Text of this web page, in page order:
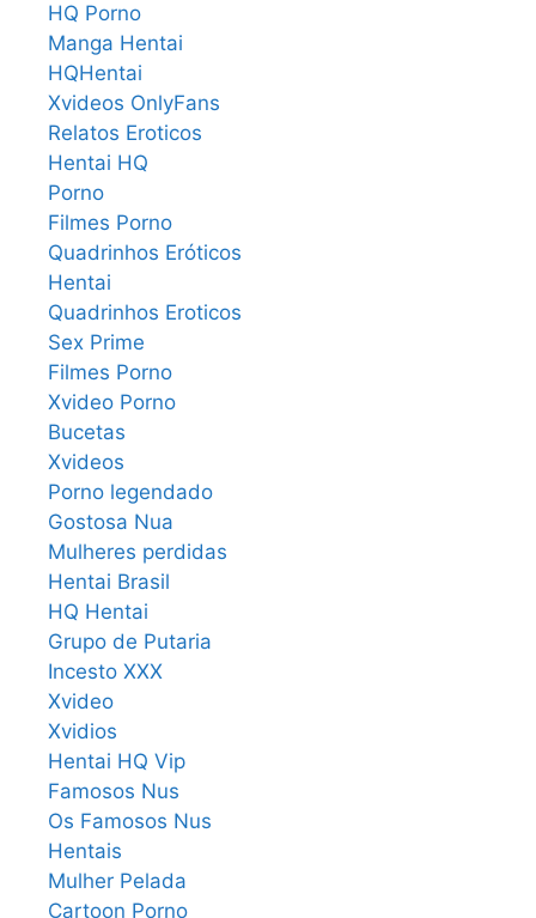
HQ Porno
Manga Hentai
HQHentai
Xvideos OnlyFans
Relatos Eroticos
Hentai HQ
Porno
Filmes Porno
Quadrinhos Eróticos
Hentai
Quadrinhos Eroticos
Sex Prime
Filmes Porno
Xvideo Porno
Bucetas
Xvideos
Porno legendado
Gostosa Nua
Mulheres perdidas
Hentai Brasil
HQ Hentai
Grupo de Putaria
Incesto XXX
Xvideo
Xvidios
Hentai HQ Vip
Famosos Nus
Os Famosos Nus
Hentais
Mulher Pelada
Cartoon Porno